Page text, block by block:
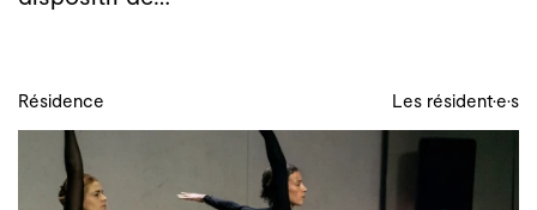
Résidence Les résident·e·s